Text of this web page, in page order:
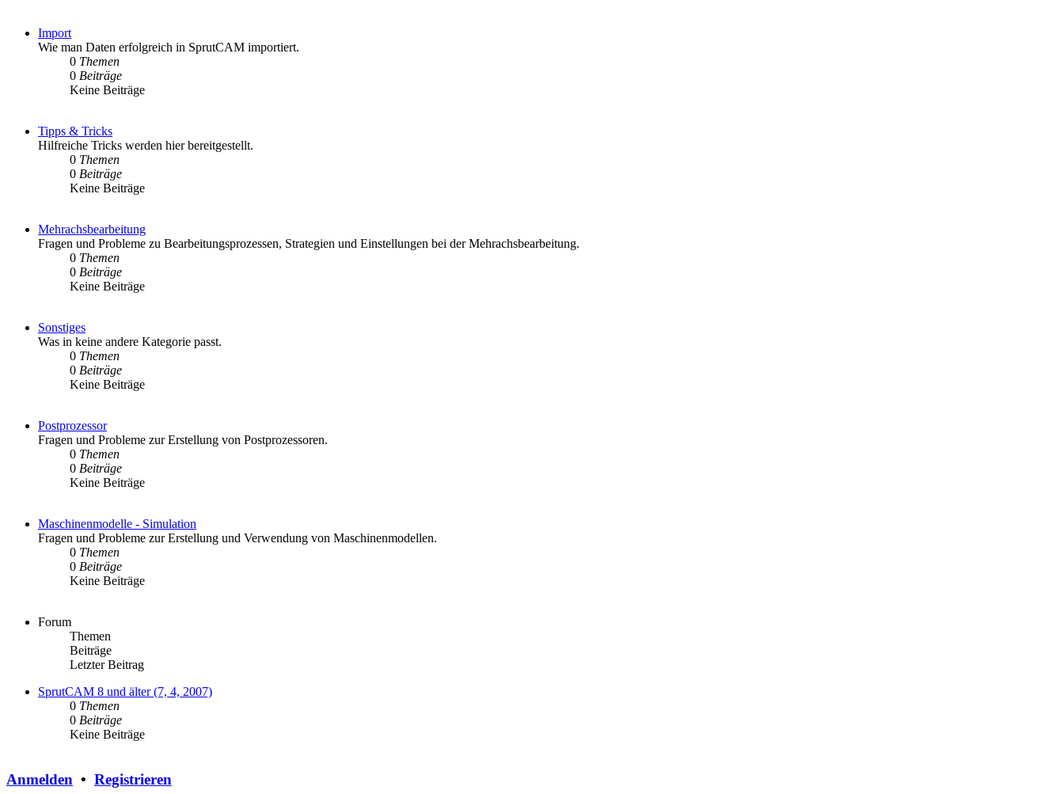
Import
Wie man Daten erfolgreich in SprutCAM importiert.
0 Themen
0 Beiträge
Keine Beiträge
Tipps & Tricks
Hilfreiche Tricks werden hier bereitgestellt.
0 Themen
0 Beiträge
Keine Beiträge
Mehrachsbearbeitung
Fragen und Probleme zu Bearbeitungsprozessen, Strategien und Einstellungen bei der Mehrachsbearbeitung.
0 Themen
0 Beiträge
Keine Beiträge
Sonstiges
Was in keine andere Kategorie passt.
0 Themen
0 Beiträge
Keine Beiträge
Postprozessor
Fragen und Probleme zur Erstellung von Postprozessoren.
0 Themen
0 Beiträge
Keine Beiträge
Maschinenmodelle - Simulation
Fragen und Probleme zur Erstellung und Verwendung von Maschinenmodellen.
0 Themen
0 Beiträge
Keine Beiträge
Forum
Themen
Beiträge
Letzter Beitrag
SprutCAM 8 und älter (7, 4, 2007)
0 Themen
0 Beiträge
Keine Beiträge
Anmelden • Registrieren